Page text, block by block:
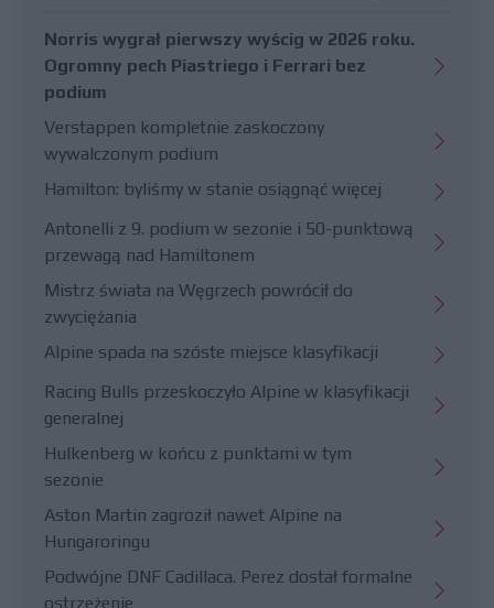
Norris wygrał pierwszy wyścig w 2026 roku.
Ogromny pech Piastriego i Ferrari bez
podium
Verstappen kompletnie zaskoczony
wywalczonym podium
Hamilton: byliśmy w stanie osiągnąć więcej
Antonelli z 9. podium w sezonie i 50-punktową
przewagą nad Hamiltonem
Mistrz świata na Węgrzech powrócił do
zwyciężania
Alpine spada na szóste miejsce klasyfikacji
Racing Bulls przeskoczyło Alpine w klasyfikacji
generalnej
Hulkenberg w końcu z punktami w tym
sezonie
Aston Martin zagroził nawet Alpine na
Hungaroringu
Podwójne DNF Cadillaca. Perez dostał formalne
ostrzeżenie